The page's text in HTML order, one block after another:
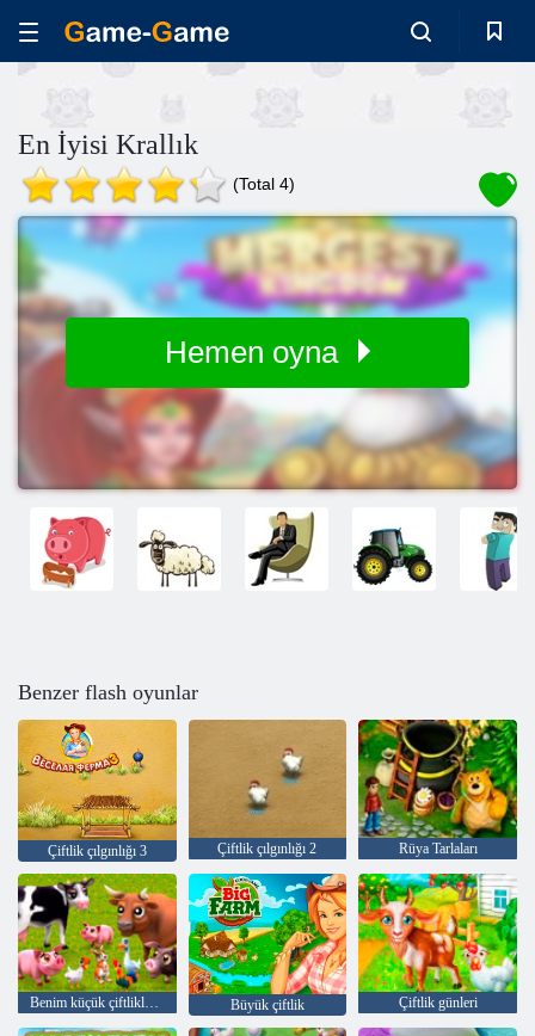
En İyisi Krallık
(Total 4)
Hemen oyna
Benzer flash oyunlar
Çiftlik çılgınlığı 3 Çiftlik çılgınlığı 2 Rüya Tarlaları
Benim küçük çiftliklerim Büyük çiftlik Çiftlik günleri